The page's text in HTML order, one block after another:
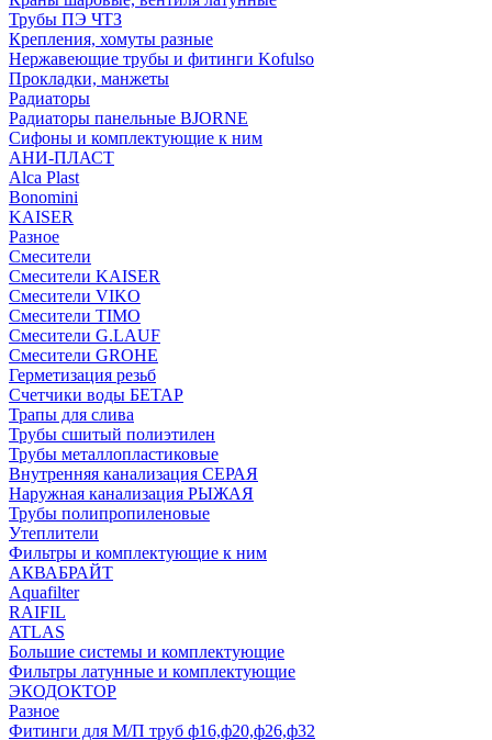
Трубы ПЭ ЧТЗ
Крепления, хомуты разные
Нержавеющие трубы и фитинги Kofulso
Прокладки, манжеты
Радиаторы
Радиаторы панельные BJORNE
Сифоны и комплектующие к ним
АНИ-ПЛАСТ
Alca Plast
Bonomini
KAISER
Разное
Смесители
Смесители KAISER
Смесители VIKO
Смесители TIMO
Смесители G.LAUF
Смесители GROHE
Герметизация резьб
Счетчики воды БЕТАР
Трапы для слива
Трубы сшитый полиэтилен
Трубы металлопластиковые
Внутренняя канализация СЕРАЯ
Наружная канализация РЫЖАЯ
Трубы полипропиленовые
Утеплители
Фильтры и комплектующие к ним
АКВАБРАЙТ
Aquafilter
RAIFIL
ATLAS
Большие системы и комплектующие
Фильтры латунные и комплектующие
ЭКОДОКТОР
Разное
Фитинги для М/П труб ф16,ф20,ф26,ф32